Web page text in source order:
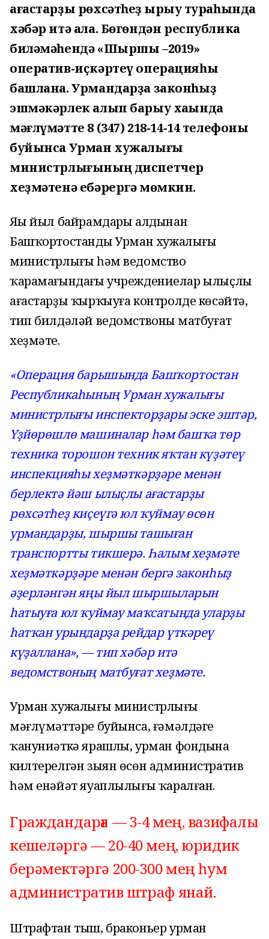
ағастарҙы рөхсәтһеҙ ҡырҡыу тураһында
хәбәр итә ала. Бөгөндән республика
биләмәһендә «Шыршы –2019»
оператив-иҫкәртеү операцияһы
башлана. Урмандарҙа законһыҙ
эшмәкәрлек алып барыу хаҡында
мәғлүмәтте 8 (347) 218-14-14 телефоны
буйынса Урман хужалығы
министрлығының диспетчер
хеҙмәтенә ебәрергә мөмкин.
Яңы йыл байрамдары алдынан
Башҡортостандың Урман хужалығы
министрлығы һәм ведомство
ҡарамағындағы учреждениелар ылыҫлы
ағастарҙы ҡырҡыуға контролде көсәйтә,
тип билдәләй ведомствоның матбуғат
хеҙмәте.
«Операция барышында Башҡортостан
Республикаһының Урман хужалығы
министрлығы инспекторҙары эске эштәр,
Үҙйөрөшлө машиналар һәм башҡа төр
техника торошон техник яҡтан күҙәтеү
инспекцияһы хеҙмәткәрҙәре менән
берлектә йәш ылыҫлы ағастарҙы
рөхсәтһеҙ киҫеүгә юл ҡуймау өсөн
урмандарҙы, шыршы ташыған
транспортты тикшерә. Һалым хеҙмәте
хеҙмәткәрҙәре менән бергә законһыҙ
әҙерләнгән яңы йыл шыршыларын
һатыуға юл ҡуймау маҡсатында уларҙы
һатҡан урындарҙа рейдар үткәреү
күҙаллана», — тип хәбәр итә
ведомствоның матбуғат хеҙмәте.
Урман хужалығы министрлығы
мәғлүмәттәре буйынса, ғәмәлдәге
ҡануниәткә ярашлы, урман фондына
килтерелгән зыян өсөн административ
һәм енәйәт яуаплылығы ҡаралған.
Граждандарға — 3-4 мең, вазифалы
кешеләргә — 20-40 мең, юридик
берәмектәргә 200-300 мең һум
административ штраф янай.
Штрафтан тыш, браконьер урман